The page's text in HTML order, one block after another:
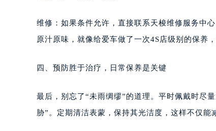
维修：如果条件允许，直接联系天梭维修服务中
原汁原味，就像给爱车做了一次4S店级别的保养
四、预防胜于治疗，日常保养是关键
最后，别忘了“未雨绸缪”的道理。平时佩戴时尽
胁”。定期清洁表蒙，保持其光洁度，这样不仅能